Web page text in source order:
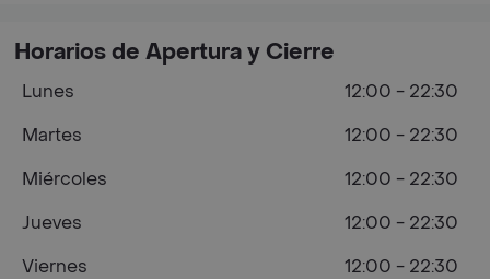
Horarios de Apertura y Cierre
Lunes
12:00 - 22:30
Martes
12:00 - 22:30
Miércoles
12:00 - 22:30
Jueves
12:00 - 22:30
Viernes
12:00 - 22:30